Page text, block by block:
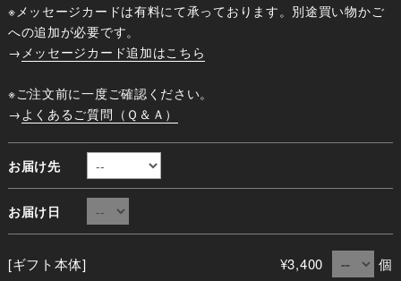
※メッセージカードは有料にて承っております。別途買い物かご
への追加が必要です。
→ メッセージカード追加はこちら
※ご注文前に一度ご確認ください。
→ よくあるご質問（Ｑ＆Ａ）
お届け先
お届け日
[ギフト本体] ¥3,400 個